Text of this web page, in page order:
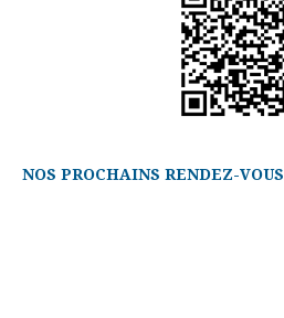
NOS PROCHAINS RENDEZ-VOUS